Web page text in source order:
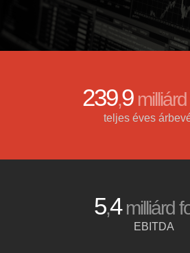
239,9milliárd
teljes éves
5,4milliárd
EBITDA